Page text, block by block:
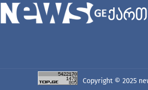
Copyright © 2025